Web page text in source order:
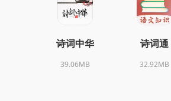
诗词中华
39.06MB
诗词通
32.92MB